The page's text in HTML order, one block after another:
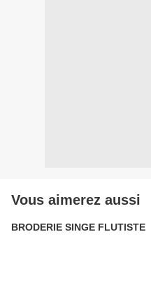
Vous aimerez aussi
BRODERIE SINGE FLUTISTE